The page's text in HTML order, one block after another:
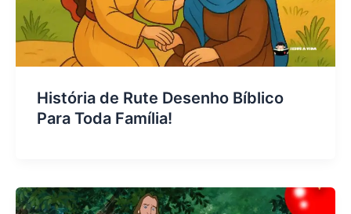
História de Rute Desenho Bíblico
Para Toda Família!